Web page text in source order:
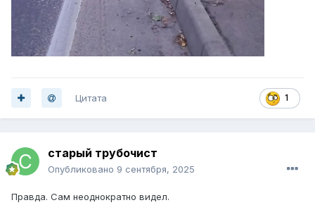
1
Цитата
старый трубочист
Опубликовано 9 сентября, 2025
Правда. Сам неоднократно видел.